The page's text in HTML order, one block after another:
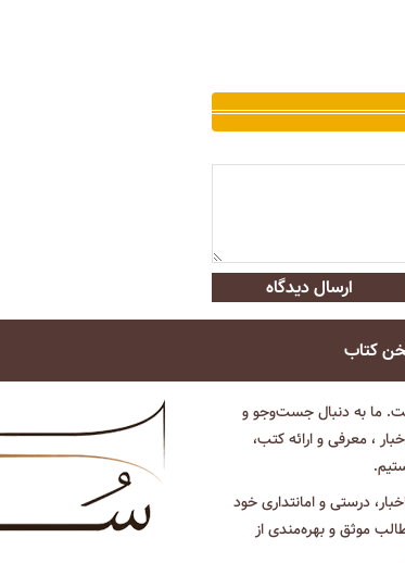
ارسال دیدگاه
کتاب
ما به دنبال جست‌و‌جو و
، معرفی و ارائه کتب،
درستی و امانتداری خود
موثق و بهره‌مندی از